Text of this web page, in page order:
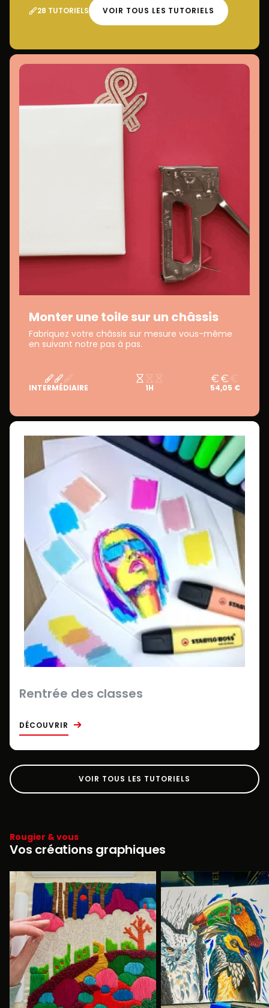
28 TUTORIELS VOIR TOUS LES TUTORIELS
Monter une toile sur un châssis
Fabriquez votre châssis sur mesure vous-même
en suivant notre pas à pas.
INTERMÉDIAIRE 1H 54,05 €
Rentrée des classes
DÉCOUVRIR
VOIR TOUS LES TUTORIELS
Rougier & vous
Vos créations graphiques